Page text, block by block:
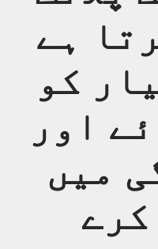
ہے
کو
اور
میں